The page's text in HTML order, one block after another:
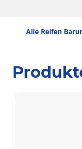
Alle Reifen